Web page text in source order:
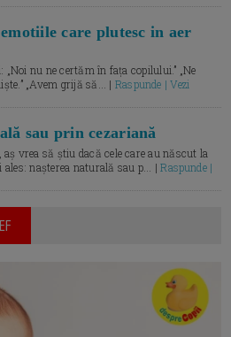
care plutesc in aer
nu ne certăm în fața copilului.” „Ne
„Avem grijă să... | Raspunde | Vezi
sau prin cezariană
vrea să știu dacă cele care au născut la
ales: nașterea naturală sau p... |Raspunde |